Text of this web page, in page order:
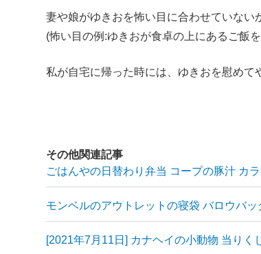
妻や娘がゆきおを怖い目に合わせていない
(怖い目の例:ゆきおが食卓の上にあるご飯
私が自宅に帰った時には、ゆきおを慰めて
その他関連記事
ごはんやの日替わり弁当 コープの豚汁 カ
モンベルのアウトレットの寝袋 バロウバ
[2021年7月11日] カナヘイの小動物 当りく